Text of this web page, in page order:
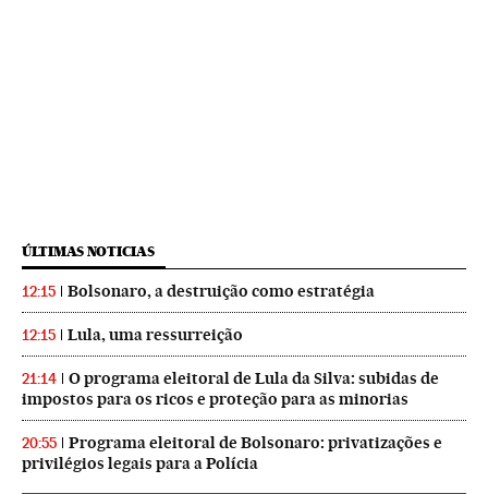
ÚLTIMAS NOTICIAS
12:15 Bolsonaro, a destruição como estratégia
12:15 Lula, uma ressurreição
21:14
O programa eleitoral de Lula da Silva: subidas de
impostos para os ricos e proteção para as minorias
20:55
Programa eleitoral de Bolsonaro: privatizações e
privilégios legais para a Polícia